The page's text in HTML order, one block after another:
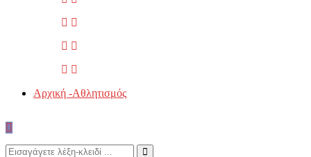
Αρχική -Αθλητισμός
Search